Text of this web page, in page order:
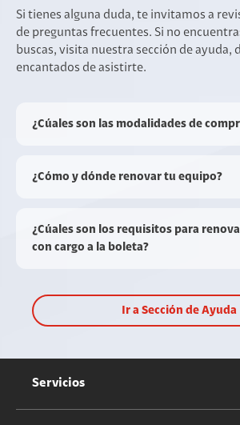
Si tienes alguna duda, te invitamos a
de preguntas frecuentes. Si no
buscas, visita nuestra sección de ayuda,
encantados de asistirte.
¿Cúales son las modalidades de
¿Cómo y dónde renovar tu equipo?
¿Cúales son los requisitos para
con cargo a la boleta?
Ir a Sección de Ayuda
Servicios